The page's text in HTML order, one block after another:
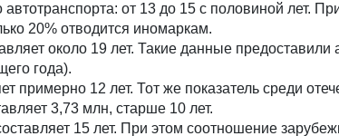
от 13 до 15 с половиной лет.
20% отводится иномаркам.
около 19 лет. Такие данные предоставили
года).
примерно 12 лет. Тот же показатель среди
3,73 млн, старше 10 лет.
15 лет. При этом соотношение